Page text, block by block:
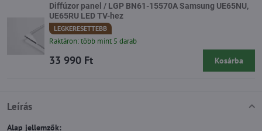
Leírás
Alap jellemzők:
Diffúzor panel / LGP BN61-15570A Samsung UE65NU,
UE65RU LED TV-hez
LEGKERESETTEBB
Raktáron: több mint 5 darab
33 990 Ft Kosárba